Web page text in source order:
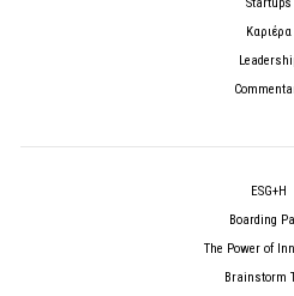
Καριέρα
ESG+H
Boarding
The Power of
Brainstorm